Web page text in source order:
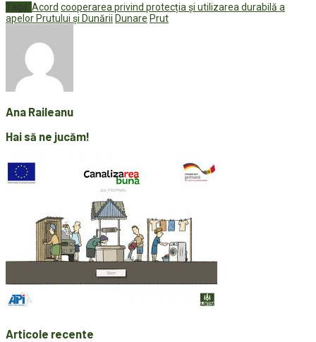
Tags: Acord cooperarea privind protecția și utilizarea durabilă a
apelor Prutului și Dunării Dunare Prut
Ana Raileanu
Hai să ne jucăm!
Articole recente